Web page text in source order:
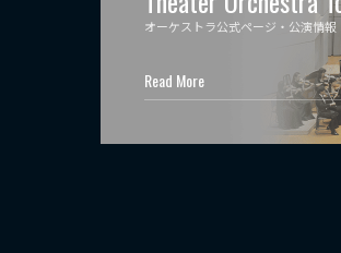
オーケストラ公式ページ・公演情報
Read More